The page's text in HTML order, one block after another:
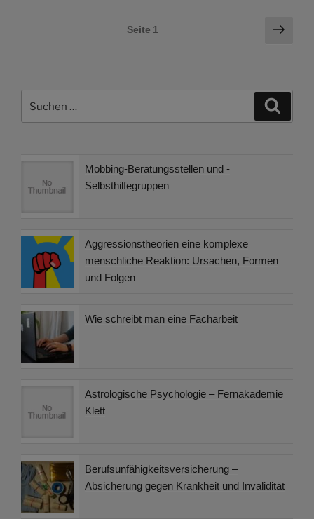
Seitennummerierung
Seite 1
nach:
Mobbing-Beratungsstellen und -
Selbsthilfegruppen
Aggressionstheorien eine komplexe
menschliche Reaktion: Ursachen, Formen
und Folgen
Wie schreibt man eine Facharbeit
Astrologische Psychologie – Fernakademie
Klett
Berufsunfähigkeitsversicherung –
Absicherung gegen Krankheit und Invalidität